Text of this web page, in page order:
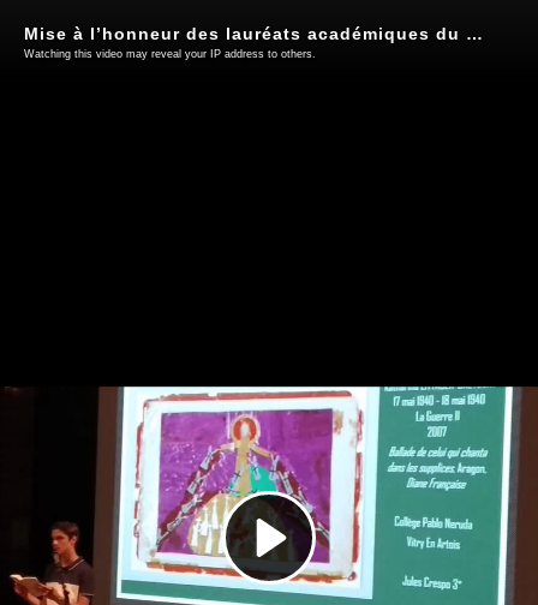
Play
Video
Mise à l’honneur des lauréats académiques du concours « Si on lisait à voix haute ».
Watching this video may reveal your IP address to others.